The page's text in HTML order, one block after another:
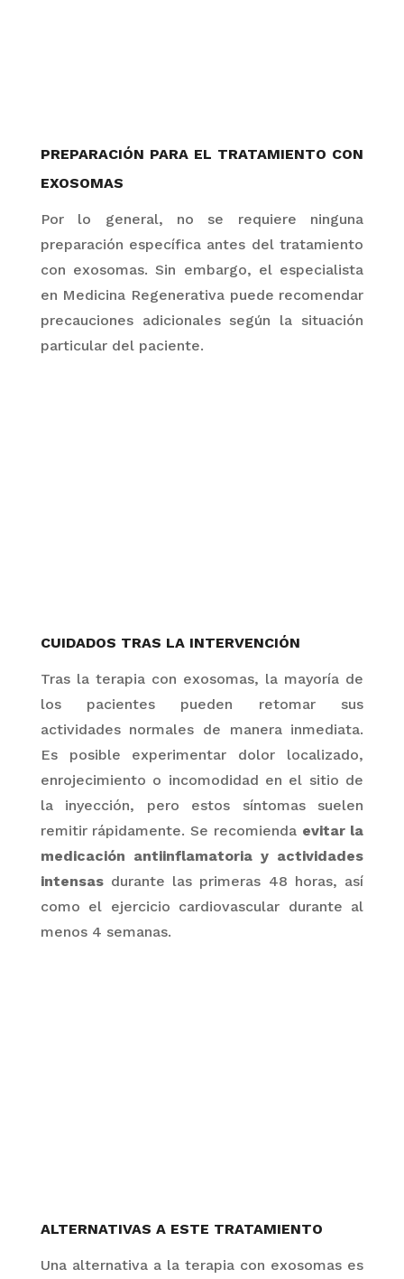
PREPARACIÓN PARA EL TRATAMIENTO CON
EXOSOMAS
Por lo general, no se requiere ninguna
preparación específica antes del tratamiento
con exosomas. Sin embargo, el especialista
en Medicina Regenerativa puede recomendar
precauciones adicionales según la situación
particular del paciente.
CUIDADOS TRAS LA INTERVENCIÓN
Tras la terapia con exosomas, la mayoría de
los pacientes pueden retomar sus
actividades normales de manera inmediata.
Es posible experimentar dolor localizado,
enrojecimiento o incomodidad en el sitio de
la inyección, pero estos síntomas suelen
remitir rápidamente. Se recomienda evitar la
medicación antiinflamatoria y actividades
intensasdurante las primeras 48 horas, así
como el ejercicio cardiovascular durante al
menos 4 semanas.
ALTERNATIVAS A ESTE TRATAMIENTO
Una alternativa a la terapia con exosomas es